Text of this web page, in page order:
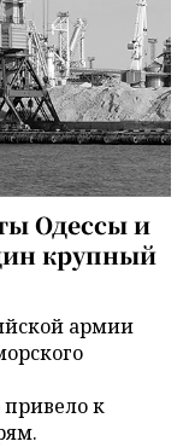
Одессы и
крупный
армии
к